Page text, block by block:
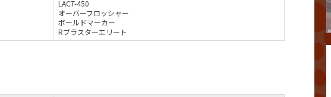
LACT-450
オーバーフロッシャー
ボールドマーカー
Rブラスターエリート